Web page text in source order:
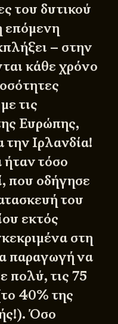
του δυτικού
επόμενη
– στην
κάθε χρόνο
τις
Ευρώπης,
την Ιρλανδία!
ήταν τόσο
που οδήγησε
του
εκτός
στη
παραγωγή να
πολύ, τις 75
40% της
Όσο